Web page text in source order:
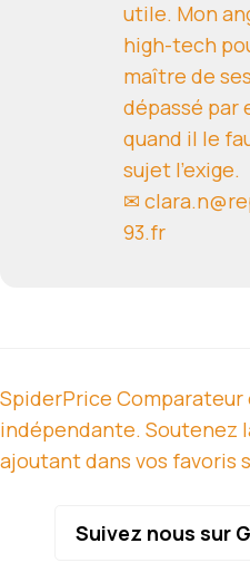
utile. Mon
high-tech
maître de
dépassé par
quand il le
sujet l'exige.
✉
93.fr
SpiderPrice
indépendante. Soutenez
ajoutant dans vos favoris
Suivez nous sur